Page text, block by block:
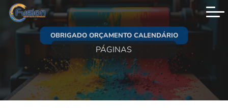
Menu principal
OBRIGADO ORÇAMENTO CALENDÁRIO
PÁGINAS